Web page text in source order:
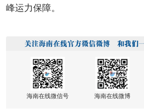
峰运力保障。
海南在线微信号 海南在线微博